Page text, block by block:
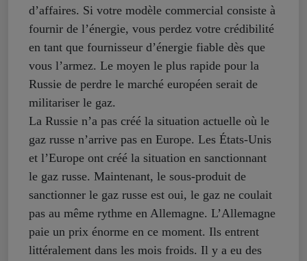
d’affaires. Si votre modèle commercial consiste à
fournir de l’énergie, vous perdez votre crédibilité
en tant que fournisseur d’énergie fiable dès que
vous l’armez. Le moyen le plus rapide pour la
Russie de perdre le marché européen serait de
militariser le gaz.
La Russie n’a pas créé la situation actuelle où le
gaz russe n’arrive pas en Europe. Les États-Unis
et l’Europe ont créé la situation en sanctionnant
le gaz russe. Maintenant, le sous-produit de
sanctionner le gaz russe est oui, le gaz ne coulait
pas au même rythme en Allemagne. L’Allemagne
paie un prix énorme en ce moment. Ils entrent
littéralement dans les mois froids. Il y a eu des